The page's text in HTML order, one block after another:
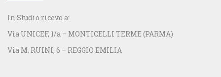
In Studio ricevo a:
Via UNICEF, 1/a – MONTICELLI TERME (PARMA)
Via M. RUINI, 6 – REGGIO EMILIA